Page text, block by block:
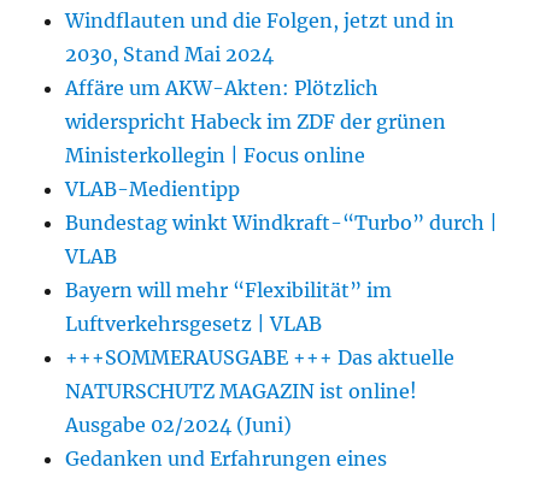
Windflauten und die Folgen, jetzt und in
2030, Stand Mai 2024
Affäre um AKW-Akten: Plötzlich
widerspricht Habeck im ZDF der grünen
Ministerkollegin | Focus online
VLAB-Medientipp
Bundestag winkt Windkraft-“Turbo” durch |
VLAB
Bayern will mehr “Flexibilität” im
Luftverkehrsgesetz | VLAB
+++SOMMERAUSGABE +++ Das aktuelle
NATURSCHUTZ MAGAZIN ist online!
Ausgabe 02/2024 (Juni)
Gedanken und Erfahrungen eines